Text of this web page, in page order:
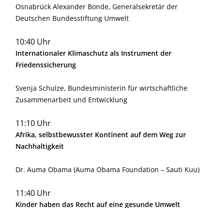
Osnabrück Alexander Bonde, Generalsekretär der
Deutschen Bundesstiftung Umwelt
10:40 Uhr
Internationaler Klimaschutz als Instrument der
Friedenssicherung
Svenja Schulze, Bundesministerin für wirtschaftliche
Zusammenarbeit und Entwicklung
11:10 Uhr
Afrika, selbstbewusster Kontinent auf dem Weg zur
Nachhaltigkeit
Dr. Auma Obama (Auma Obama Foundation – Sauti Kuu)
11:40 Uhr
Kinder haben das Recht auf eine gesunde Umwelt